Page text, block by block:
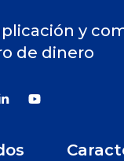
y
de dinero